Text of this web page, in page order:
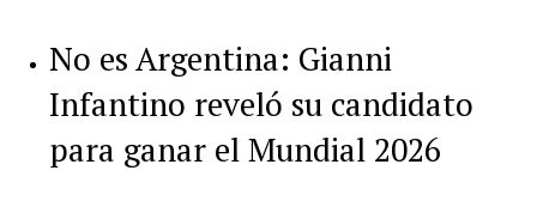
No es Argentina: Gianni
Infantino reveló su candidato
para ganar el Mundial 2026